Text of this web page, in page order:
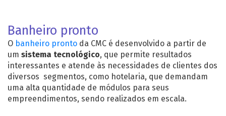
Banheiro pronto
O banheiro pronto da CMC é desenvolvido a partir de
um sistema tecnológico, que permite resultados
interessantes e atende às necessidades de clientes dos
diversos segmentos, como hotelaria, que demandam
uma alta quantidade de módulos para seus
empreendimentos, sendo realizados em escala.